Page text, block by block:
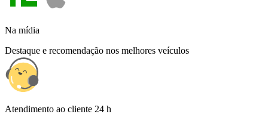
Na mídia
Destaque e recomendação nos melhores veículos
Atendimento ao cliente 24 h